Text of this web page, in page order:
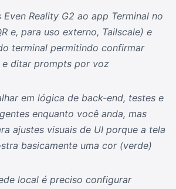
Reality G2 ao app Terminal no
e, para uso externo, Tailscale) e
terminal permitindo confirmar
ditar prompts por voz
em lógica de back-end, testes e
enquanto você anda, mas
ajustes visuais de UI porque a tela
basicamente uma cor (verde)
local é preciso configurar